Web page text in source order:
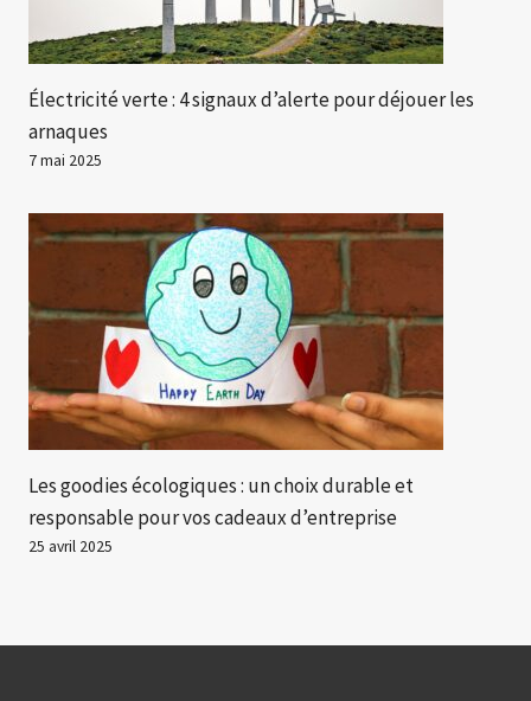
Électricité verte : 4 signaux d’alerte pour déjouer les
arnaques
7 mai 2025
Les goodies écologiques : un choix durable et
responsable pour vos cadeaux d’entreprise
25 avril 2025